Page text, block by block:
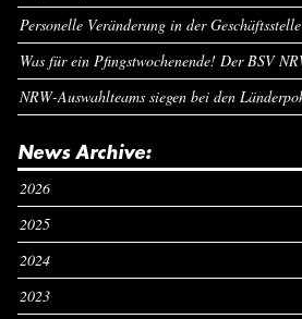
Personelle Veränderung in der Geschäftsstelle
News Archive:
2026
2025
2024
2023